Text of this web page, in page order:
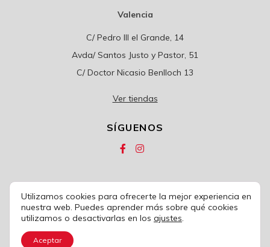
Valencia
C/ Pedro III el Grande, 14
Avda/ Santos Justo y Pastor, 51
C/ Doctor Nicasio Benlloch 13
Ver tiendas
SÍGUENOS
© 2020COLCHONES CARRIÓN
Política de privacidad|Condiciones de uso|
|Aviso legal
Utilizamos cookies para ofrecerte la mejor experiencia en
nuestra web. Puedes aprender más sobre qué cookies
utilizamos o desactivarlas en los ajustes.
Aceptar